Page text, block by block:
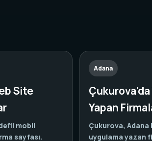
Site
mobil
sayfası.
Adana
Yapan
Çukurova,
uygulama yazan